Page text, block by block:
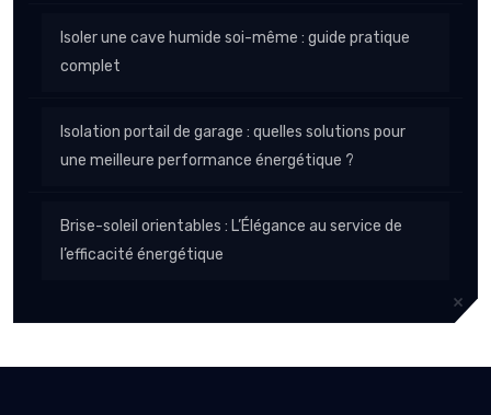
Isoler une cave humide soi-même : guide pratique
complet
Isolation portail de garage : quelles solutions pour
une meilleure performance énergétique ?
Brise-soleil orientables : L’Élégance au service de
l’efficacité énergétique